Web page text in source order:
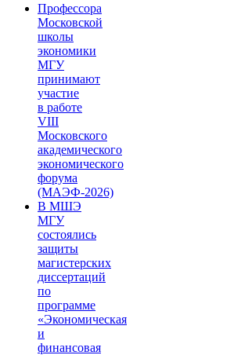
Профессора
Московской
школы
экономики
МГУ
принимают
участие
в работе
VIII
Московского
академического
экономического
форума
(МАЭФ-2026)
В МШЭ
МГУ
состоялись
защиты
магистерских
диссертаций
по
программе
«Экономическая
и
финансовая